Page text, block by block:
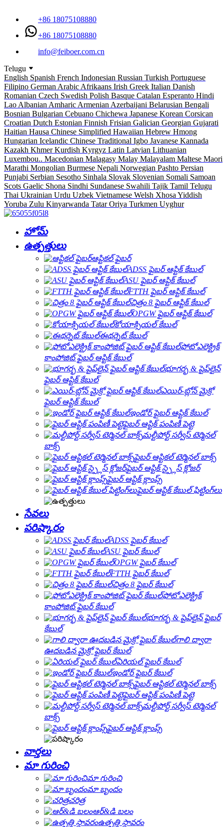
+86 18075108880
+86 18075108880
info@feiboer.com.cn
Telugu
English Spanish French Indonesian Russian Turkish Portuguese
Filipino German Arabic Afrikaans Irish Greek Italian Danish
Romanian Czech Swedish Polish Basque Catalan Esperanto Hindi
Lao Albanian Amharic Armenian Azerbaijani Belarusian Bengali
Bosnian Bulgarian Cebuano Chichewa Japanese Korean Corsican
Croatian Dutch Estonian Finnish Frisian Galician Georgian Gujarati
Haitian Hausa Chinese Simplified Hawaiian Hebrew Hmong
Hungarian Icelandic Chinese Traditional Igbo Javanese Kannada
Kazakh Khmer Kurdish Kyrgyz Latin Latvian Lithuanian
Luxembou.. Macedonian Malagasy Malay Malayalam Maltese Maori
Marathi Mongolian Burmese Nepali Norwegian Pashto Persian
Punjabi Serbian Sesotho Sinhala Slovak Slovenian Somali Samoan
Scots Gaelic Shona Sindhi Sundanese Swahili Tajik Tamil Telugu
Thai Ukrainian Urdu Uzbek Vietnamese Welsh Xhosa Yiddish
Yoruba Zulu Kinyarwanda Tatar Oriya Turkmen Uyghur
హోమ్
ఉత్పత్తులు
ఆప్టికల్ ఫైబర్
ADSS ఫైబర్ ఆప్టిక్ కేబుల్
ASU ఫైబర్ ఆప్టిక్ కేబుల్
FTTH ఫైబర్ ఆప్టిక్ కేబుల్
చిత్రం 8 ఫైబర్ ఆప్టిక్ కేబుల్
OPGW ఫైబర్ ఆప్టిక్ కేబుల్
కోయాక్సియల్ కేబుల్
ఈథర్నెట్ కేబుల్
ఫోటోఎలెక్ట్రిక్
కాంపోజిట్ ఫైబర్ ఆప్టిక్ కేబుల్
భూగర్భ & పైప్‌లైన్
ఫైబర్ ఆప్టిక్ కేబుల్
ఎయిర్-బ్లోన్ మైక్రో
ఫైబర్ ఆప్టిక్ కేబుల్
ఇండోర్ ఫైబర్ ఆప్టిక్ కేబుల్
ఫైబర్ ఆప్టిక్ పంపిణీ పెట్టె
మల్టీపోర్ట్ సర్వీస్ టెర్మినల్
బాక్స్
ఫైబర్ ఆప్టికల్ టెర్మినల్ బాక్స్
ఫైబర్ ఆప్టిక్ స్ప్లైస్ క్లోజర్
ఫైబర్ ఆప్టిక్ క్లాంప్స్
ఫైబర్ ఆప్టిక్ కేబుల్ ఫిట్టింగ్‌లు
సేవలు
పరిష్కారం
ADSS ఫైబర్ కేబుల్
ASU ఫైబర్ కేబుల్
OPGW ఫైబర్ కేబుల్
FTTH ఫైబర్ కేబుల్
చిత్రం 8 ఫైబర్ కేబుల్
ఫోటోఎలెక్ట్రిక్
కాంపోజిట్ ఫైబర్ కేబుల్
భూగర్భ & పైప్‌లైన్ ఫైబర్
కేబుల్
గాలి ద్వారా
ఊదబడిన మైక్రో ఫైబర్ కేబుల్
ఏరియల్ ఫైబర్ కేబుల్
ఇండోర్ ఫైబర్ కేబుల్
ఫైబర్ ఆప్టికల్ టెర్మినల్ బాక్స్
ఫైబర్ ఆప్టిక్ పంపిణీ పెట్టె
మల్టీపోర్ట్ సర్వీస్ టెర్మినల్
బాక్స్
ఫైబర్ ఆప్టిక్ క్లాంప్స్
వార్తలు
మా గురించి
మా గురించి
మా బృందం
చరిత్ర
ఆర్&డి బలం
ఉత్పత్తి స్థావరం